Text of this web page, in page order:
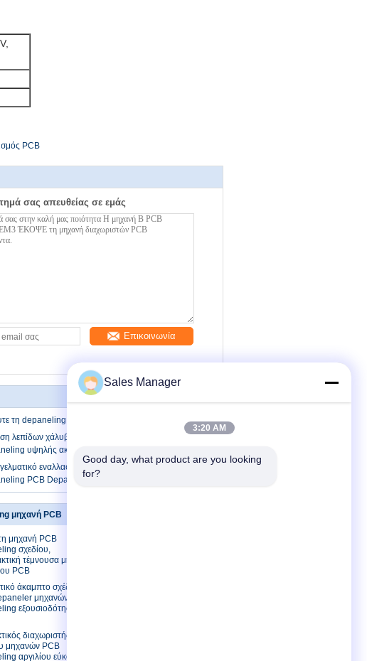
PCB
σας απευθείας σε εμάς
Επικοινωνία
τη depaneling μηχανή PCB
λεπίδων χάλυβα βολφραμίου μηχανών PCB
υψηλής ακρίβειας AC110V
εναλλασσόμενο ρεύμα εξοπλισμού PCB
PCB Depanelizer SMT 110V/220V
μηχανή PCB
μηχανή PCB
σχεδίου,
τέμνουσα μηχανή
PCB
άκαμπτο σχέδιο
μηχανών PCB
εξουσιοδότηση 1
διαχωριστής PCB
μηχανών PCB
αργιλίου εύκολος
Sales Manager
3:20 AM
Good day, what product are you looking
for?